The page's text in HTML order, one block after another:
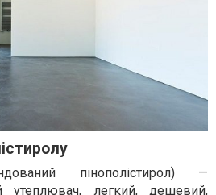
пінополістирол) —
утеплювач, легкий, дешевий,